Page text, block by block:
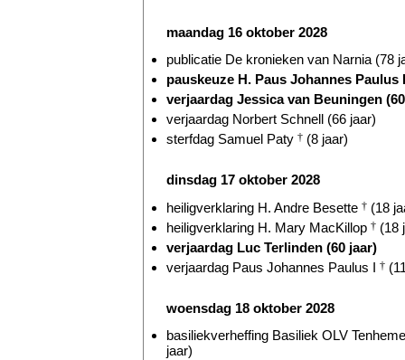
maandag 16 oktober 2028
publicatie De kronieken van Narnia (78
pauskeuze H. Paus Johannes Paulus
verjaardag Jessica van Beuningen
verjaardag Norbert Schnell (66 jaar)
sterfdag Samuel Paty † (8 jaar)
dinsdag 17 oktober 2028
heiligverklaring H. Andre Besette † (18
heiligverklaring H. Mary MacKillop † (18
verjaardag Luc Terlinden (60 jaar)
verjaardag Paus Johannes Paulus I †
woensdag 18 oktober 2028
basiliekverheffing Basiliek OLV
jaar)